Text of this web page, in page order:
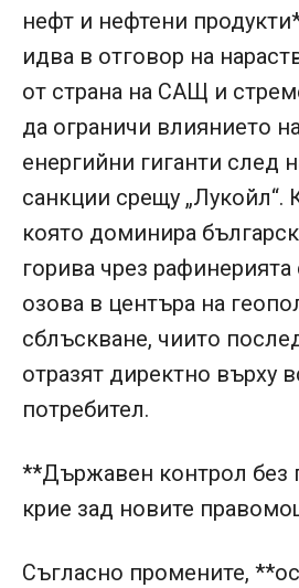
нефт и нефтени
идва в отговор на
от страна на САЩ и
да ограничи влиянието
енергийни гиганти след
санкции срещу „Лукойл“.
която доминира
горива чрез рафинерията
озова в центъра на
сблъскване, чиито
отразят директно върху
потребител.
**Държавен контрол без
крие зад новите
Съгласно промените,